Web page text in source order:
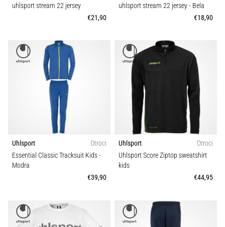
uhlsport stream 22 jersey
€21,90
uhlsport stream 22 jersey- Bela
€18,90
Uhlsport
Otroci
Essential Classic Tracksuit Kids-
Modra
€39,90
Uhlsport
Otroci
Uhlsport Score Ziptop sweatshirt
kids
€44,95